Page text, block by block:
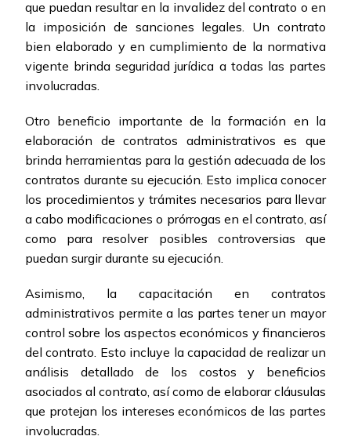
que puedan resultar en la invalidez del contrato o en
la imposición de sanciones legales. Un contrato
bien elaborado y en cumplimiento de la normativa
vigente brinda seguridad jurídica a todas las partes
involucradas.
Otro beneficio importante de la formación en la
elaboración de contratos administrativos es que
brinda herramientas para la gestión adecuada de los
contratos durante su ejecución. Esto implica conocer
los procedimientos y trámites necesarios para llevar
a cabo modificaciones o prórrogas en el contrato, así
como para resolver posibles controversias que
puedan surgir durante su ejecución.
Asimismo, la capacitación en contratos
administrativos permite a las partes tener un mayor
control sobre los aspectos económicos y financieros
del contrato. Esto incluye la capacidad de realizar un
análisis detallado de los costos y beneficios
asociados al contrato, así como de elaborar cláusulas
que protejan los intereses económicos de las partes
involucradas.